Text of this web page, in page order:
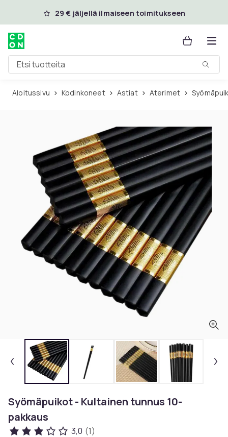
Ohita ja siirry pääsisältöön
29 € jäljellä ilmaiseen toimitukseen
Etsi tuotteita
Aloitussivu Kodinkoneet Astiat Aterimet
Syömäpuikot - Kultainen tunnus 10-
pakkaus
3,0 (1)